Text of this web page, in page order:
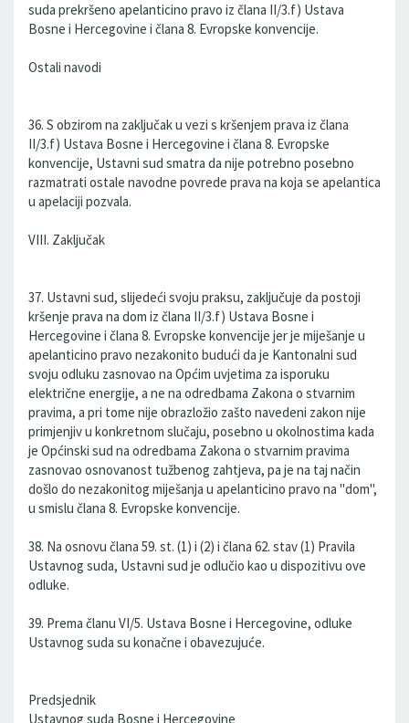
suda prekršeno apelanticino pravo iz člana II/3.f) Ustava
Bosne i Hercegovine i člana 8. Evropske konvencije.
Ostali navodi
36. S obzirom na zaključak u vezi s kršenjem prava iz člana
II/3.f) Ustava Bosne i Hercegovine i člana 8. Evropske
konvencije, Ustavni sud smatra da nije potrebno posebno
razmatrati ostale navodne povrede prava na koja se apelantica
u apelaciji pozvala.
VIII. Zaključak
37. Ustavni sud, slijedeći svoju praksu, zaključuje da postoji
kršenje prava na dom iz člana II/3.f) Ustava Bosne i
Hercegovine i člana 8. Evropske konvencije jer je miješanje u
apelanticino pravo nezakonito budući da je Kantonalni sud
svoju odluku zasnovao na Općim uvjetima za isporuku
električne energije, a ne na odredbama Zakona o stvarnim
pravima, a pri tome nije obrazložio zašto navedeni zakon nije
primjenjiv u konkretnom slučaju, posebno u okolnostima kada
je Općinski sud na odredbama Zakona o stvarnim pravima
zasnovao osnovanost tužbenog zahtjeva, pa je na taj način
došlo do nezakonitog miješanja u apelanticino pravo na "dom",
u smislu člana 8. Evropske konvencije.
38. Na osnovu člana 59. st. (1) i (2) i člana 62. stav (1) Pravila
Ustavnog suda, Ustavni sud je odlučio kao u dispozitivu ove
odluke.
39. Prema članu VI/5. Ustava Bosne i Hercegovine, odluke
Ustavnog suda su konačne i obavezujuće.
Predsjednik
Ustavnog suda Bosne i Hercegovine